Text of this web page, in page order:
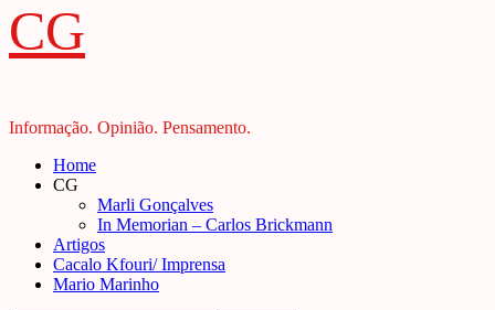
CG
Informação. Opinião. Pensamento.
Primary
Menu
Home
CG
Marli Gonçalves
In Memorian – Carlos Brickmann
Artigos
Cacalo Kfouri/ Imprensa
Mario Marinho